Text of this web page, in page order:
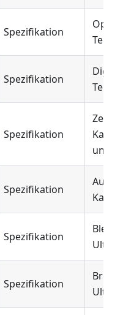
Spezifikation
Spezifikation
Spezifikation
Zeigt
Spezifikation
Spezifikation
Spezifikation